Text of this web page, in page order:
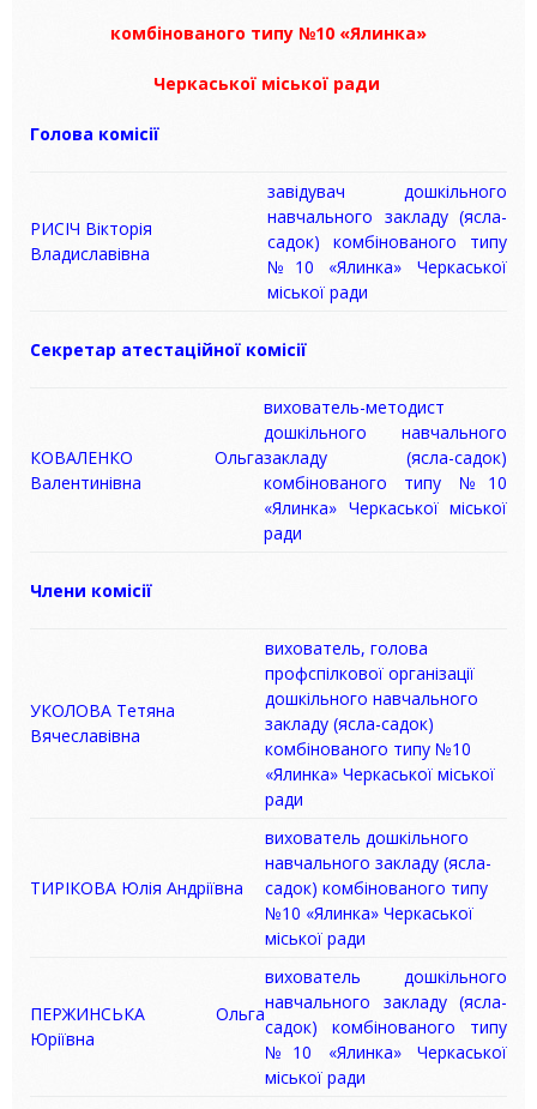
комбінованого типу №10 «Ялинка»
Черкаської міської ради
Голова комісії
РИСІЧ Вікторія
Владиславівна
завідувач дошкільного
навчального закладу (ясла-
садок) комбінованого типу
№10 «Ялинка» Черкаської
міської ради
Секретар атестаційної комісії
КОВАЛЕНКО Ольга
Валентинівна
вихователь-методист
дошкільного навчального
закладу (ясла-садок)
комбінованого типу №10
«Ялинка» Черкаської міської
ради
Члени комісії
УКОЛОВА Тетяна
Вячеславівна
вихователь, голова
профспілкової організації
дошкільного навчального
закладу (ясла-садок)
комбінованого типу №10
«Ялинка» Черкаської міської
ради
ТИРІКОВА Юлія Андріївна
вихователь дошкільного
навчального закладу (ясла-
садок) комбінованого типу
№10 «Ялинка» Черкаської
міської ради
ПЕРЖИНСЬКА Ольга
Юріївна
вихователь дошкільного
навчального закладу (ясла-
садок) комбінованого типу
№10 «Ялинка» Черкаської
міської ради